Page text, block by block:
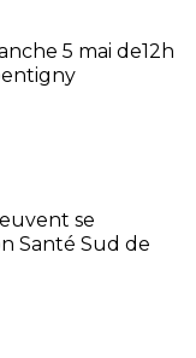
5 mai de12h
se
Santé Sud de